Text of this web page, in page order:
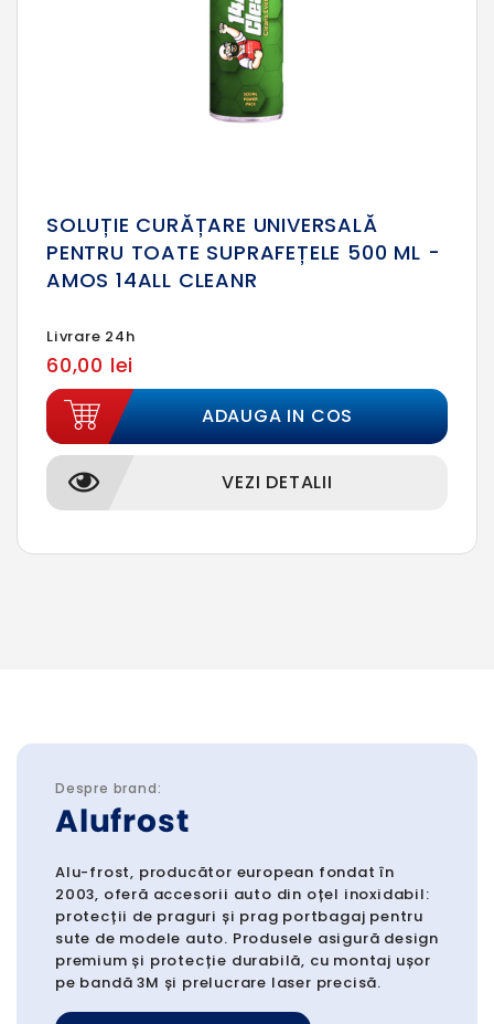
SOLUȚIE CURĂȚARE UNIVERSALĂ
PENTRU TOATE SUPRAFEȚELE 500 ML -
AMOS 14ALL CLEANR
Livrare 24h
60,00 lei
ADAUGA IN COS
VEZI DETALII
Despre brand:
Alufrost
Alu-frost, producător european fondat în
2003, oferă accesorii auto din oțel inoxidabil:
protecții de praguri și prag portbagaj pentru
sute de modele auto. Produsele asigură design
premium și protecție durabilă, cu montaj ușor
pe bandă 3M și prelucrare laser precisă.